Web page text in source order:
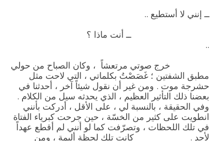
ــ إنني لا أستطيع ..
ــ أنت ماذا ؟
..
خرج صوتي مرتعشاً ، وكان الصباح من حولي
مطبق الشفتين ؛ غَصَصْتُ بكلماتي ، التي لاحت مثل
حشرجة موت . ومن غير أن نقول شيئاً آخر ، أحدثنا في
بعضنا ذلك التأثير العظيم ، الذي يحدثه سيل من الكلام .
وفي الحقيقة ، بالنسبة لي ، على الأقل ، أدركت بأنني
انطويت على كثير من الخسّة ، حين جرحت كبرياء الفتاة
في تلك اللحظات ، وتصرّفت كما لو أنني لم أقطع عهداً
لأحد . كانت تلك لحظة أليمة ، ومن